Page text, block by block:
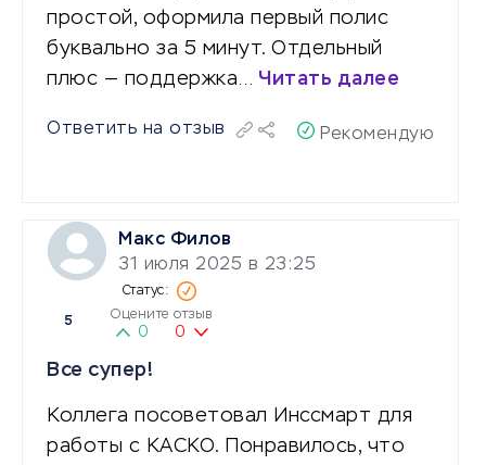
простой, оформила первый полис
буквально за 5 минут. Отдельный
плюс — поддержка… Читать далее
Ответить на отзыв Рекомендую
Макс Филов
31 июля 2025 в 23:25
5 Оцените отзыв
0 0
Все супер!
Коллега посоветовал Инссмарт для
работы с КАСКО. Понравилось, что